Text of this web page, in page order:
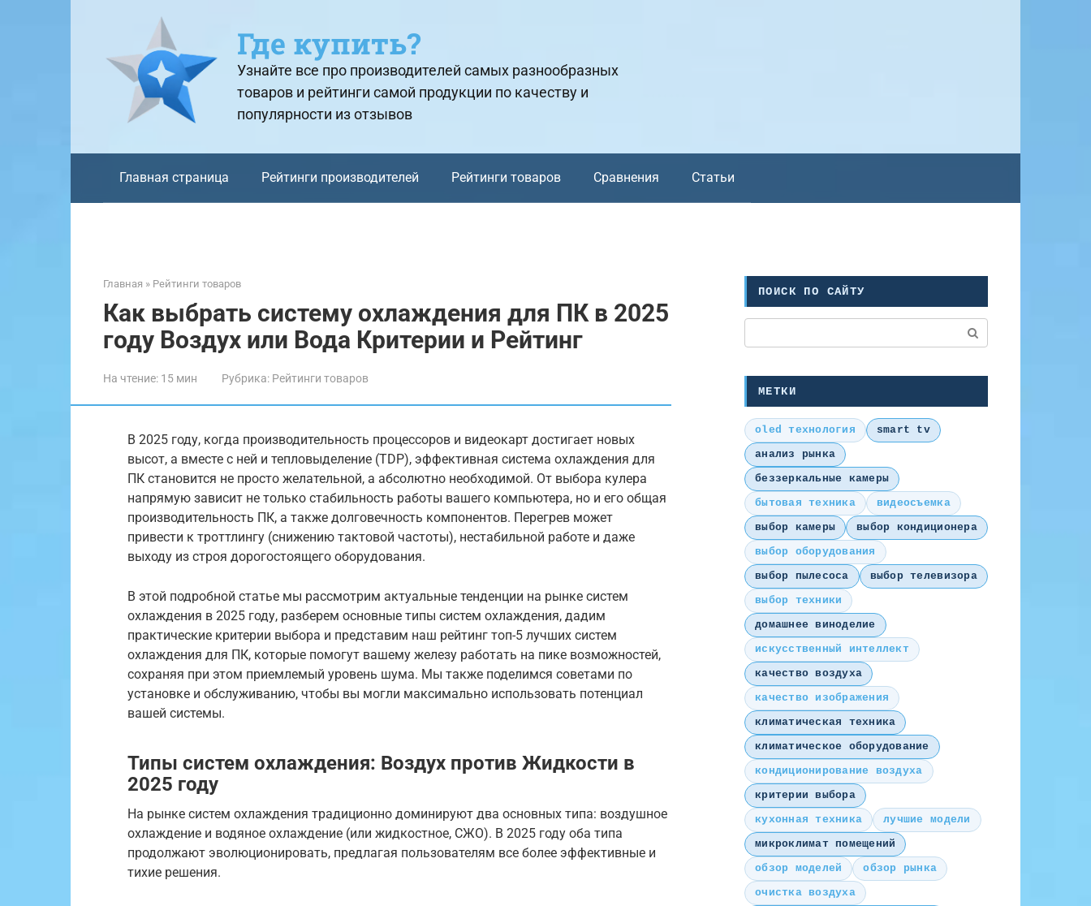
Где купить?
Узнайте все про производителей самых разнообразных
товаров и рейтинги самой продукции по качеству и
популярности из отзывов
Главная страница Рейтинги производителей Рейтинги товаров Сравнения Статьи
Главная » Рейтинги товаров
Как выбрать систему охлаждения для ПК в 2025
году Воздух или Вода Критерии и Рейтинг
На чтение: 15 мин Рубрика: Рейтинги товаров
В 2025 году, когда производительность процессоров и видеокарт достигает новых
высот, а вместе с ней и тепловыделение (TDP), эффективная система охлаждения для
ПК становится не просто желательной, а абсолютно необходимой. От выбора кулера
напрямую зависит не только стабильность работы вашего компьютера, но и его общая
производительность ПК, а также долговечность компонентов. Перегрев может
привести к троттлингу (снижению тактовой частоты), нестабильной работе и даже
выходу из строя дорогостоящего оборудования.
В этой подробной статье мы рассмотрим актуальные тенденции на рынке систем
охлаждения в 2025 году, разберем основные типы систем охлаждения, дадим
практические критерии выбора и представим наш рейтинг топ-5 лучших систем
охлаждения для ПК, которые помогут вашему железу работать на пике возможностей,
сохраняя при этом приемлемый уровень шума. Мы также поделимся советами по
установке и обслуживанию, чтобы вы могли максимально использовать потенциал
вашей системы.
Типы систем охлаждения: Воздух против Жидкости в
2025 году
На рынке систем охлаждения традиционно доминируют два основных типа: воздушное
охлаждение и водяное охлаждение (или жидкостное, СЖО). В 2025 году оба типа
продолжают эволюционировать, предлагая пользователям все более эффективные и
тихие решения.
ПОИСК ПО САЙТУ
МЕТКИ
oled технология
smart tv
анализ рынка
беззеркальные камеры
бытовая техника
видеосъемка
выбор камеры
выбор кондиционера
выбор оборудования
выбор пылесоса
выбор телевизора
выбор техники
домашнее виноделие
искусственный интеллект
качество воздуха
качество изображения
климатическая техника
климатическое оборудование
кондиционирование воздуха
критерии выбора
кухонная техника
лучшие модели
микроклимат помещений
обзор моделей
обзор рынка
очистка воздуха